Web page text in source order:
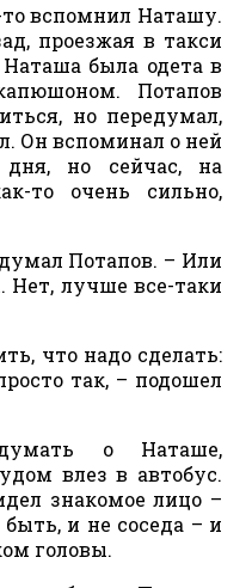
вспомнил Наташу.
проезжая в такси
была одета в
Потапов
но передумал,
Он вспоминал о ней
но сейчас, на
то очень сильно,
Потапов. – Или
Нет, лучше все-таки
что надо сделать:
так, – подошел
о Наташе,
влез в автобус.
знакомое лицо –
и не соседа – и
головы.